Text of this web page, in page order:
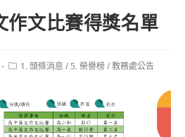
作文比賽得獎名單
Post1. 頭條消息 / 5. 榮譽榜/教務處公告